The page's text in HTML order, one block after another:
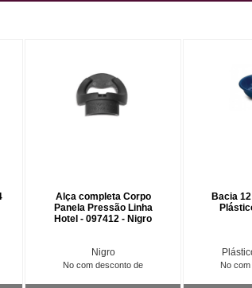
Alça completa Corpo
Panela Pressão Linha
Hotel - 097412 - Nigro
Nigro
No com desconto de
Bacia
No